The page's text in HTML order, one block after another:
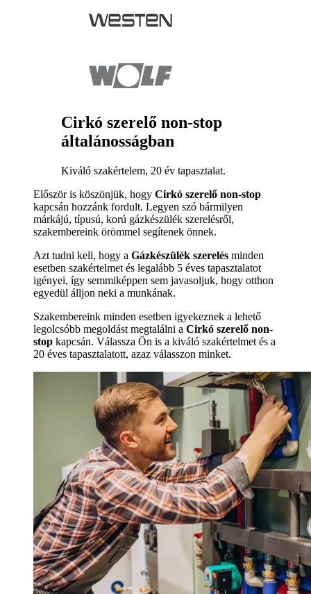
Cirkó szerelő non-stop
általánosságban
Kiváló szakértelem, 20 év tapasztalat.
Először is köszönjük, hogy Cirkó szerelő non-stop
kapcsán hozzánk fordult. Legyen szó bármilyen
márkájú, típusú, korú gázkészülék szerelésről,
szakembereink örömmel segítenek önnek.
Azt tudni kell, hogy a Gázkészülék szerelés minden
esetben szakértelmet és legalább 5 éves tapasztalatot
igényei, így semmiképpen sem javasoljuk, hogy otthon
egyedül álljon neki a munkának.
Szakembereink minden esetben igyekeznek a lehető
legolcsóbb megoldást megtalálni a Cirkó szerelő non-
stop kapcsán. Válassza Ön is a kiváló szakértelmet és a
20 éves tapasztalatott, azaz válasszon minket.